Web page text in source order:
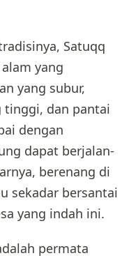
Satuqq
yang
yang subur,
tinggi, dan pantai
dengan
dapat berjalan-
berenang di
sekadar bersantai
yang indah ini.
permata